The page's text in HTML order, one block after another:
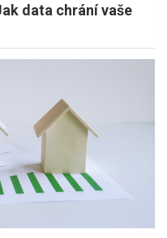
data chrání vaše